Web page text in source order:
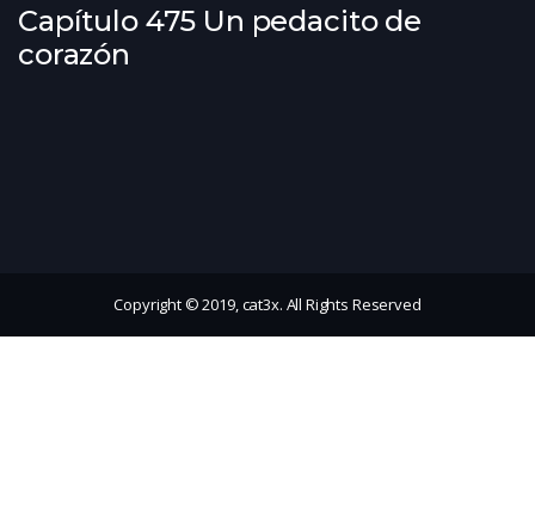
Capítulo 475 Un pedacito de
corazón
Copyright © 2019, cat3x. All Rights Reserved